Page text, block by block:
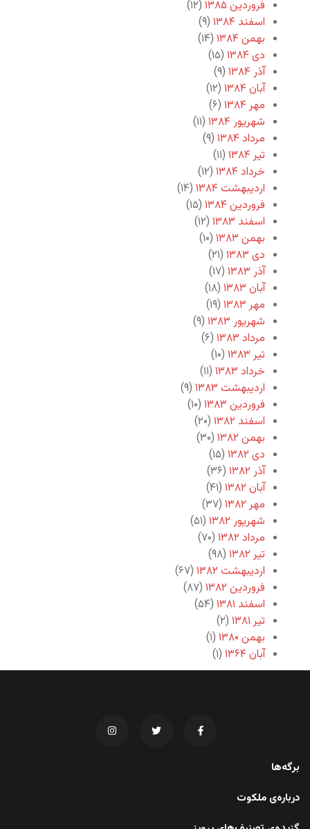
فروردین ۱۳۸۵
(۱۲)
اسفند ۱۳۸۴
(۹)
بهمن ۱۳۸۴
(۱۴)
دی ۱۳۸۴
(۱۵)
آذر ۱۳۸۴
(۹)
آبان ۱۳۸۴
(۱۲)
مهر ۱۳۸۴
(۶)
شهریور ۱۳۸۴
(۱۱)
مرداد ۱۳۸۴
(۹)
تیر ۱۳۸۴
(۱۱)
خرداد ۱۳۸۴
(۱۲)
اردیبهشت ۱۳۸۴
(۱۴)
فروردین ۱۳۸۴
(۱۵)
اسفند ۱۳۸۳
(۱۲)
بهمن ۱۳۸۳
(۱۰)
دی ۱۳۸۳
(۲۱)
آذر ۱۳۸۳
(۱۷)
آبان ۱۳۸۳
(۱۸)
مهر ۱۳۸۳
(۱۹)
شهریور ۱۳۸۳
(۹)
مرداد ۱۳۸۳
(۶)
تیر ۱۳۸۳
(۱۰)
خرداد ۱۳۸۳
(۱۱)
اردیبهشت ۱۳۸۳
(۹)
فروردین ۱۳۸۳
(۱۰)
اسفند ۱۳۸۲
(۲۰)
بهمن ۱۳۸۲
(۳۰)
دی ۱۳۸۲
(۱۵)
آذر ۱۳۸۲
(۳۶)
آبان ۱۳۸۲
(۴۱)
مهر ۱۳۸۲
(۳۷)
شهریور ۱۳۸۲
(۵۱)
مرداد ۱۳۸۲
(۷۰)
تیر ۱۳۸۲
(۹۸)
اردیبهشت ۱۳۸۲
(۶۷)
فروردین ۱۳۸۲
(۸۷)
اسفند ۱۳۸۱
(۵۴)
تیر ۱۳۸۱
(۲)
بهمن ۱۳۸۰
(۱)
آبان ۱۳۶۴
(۱)
برگه‌ها
درباره‌ی ملکوت